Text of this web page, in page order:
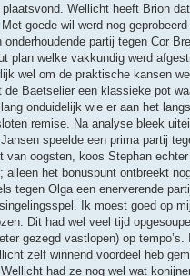
Wellicht heeft Brion
goede wil werd nog
partij tegen Cor
plan welke vakkundig werd
wel om de praktische kansen
de Baetselier een klassieke pot
onduidelijk wie er aan het
remise. Na analyse bleek
speelde een prima partij
van oogsten, koos Stephan
het bonuspunt ontbreekt
tegen Olga een enerverende
Ik moest goed op
Dit had wel veel tijd
gezegd vastlopen) op
zelf winnend voordeel heb
had ze nog wel wat